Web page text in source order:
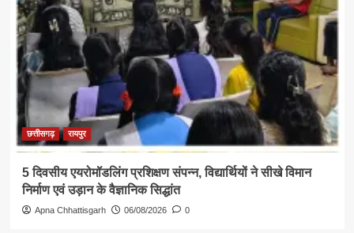
छत्तीसगढ़ रायपुर
5 दिवसीय एयरोमॉडलिंग प्रशिक्षण संपन्न, विद्यार्थियों ने सीखे विमान
निर्माण एवं उड़ान के वैज्ञानिक सिद्धांत
Apna Chhattisgarh 06/08/2026 0